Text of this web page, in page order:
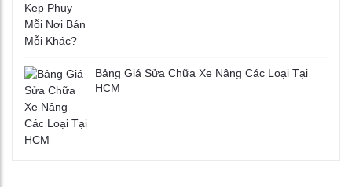
Bảng Giá Sửa Chữa Xe Nâng Các Loại Tại
HCM